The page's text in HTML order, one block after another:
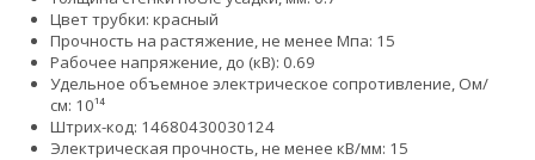
Цвет трубки: красный
Прочность на растяжение, не менее Мпа: 15
Рабочее напряжение, до (кВ): 0.69
Удельное объемное электрическое сопротивление, Ом/
см: 10¹⁴
Штрих-код: 14680430030124
Электрическая прочность, не менее кВ/мм: 15